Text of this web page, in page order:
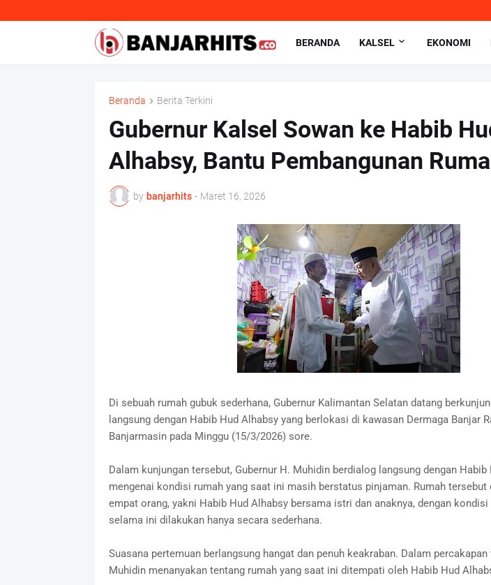
BERANDA KALSEL EKONOMI
Beranda Berita Terkini
Gubernur Kalsel Sowan ke Habib
Alhabsy, Bantu Pembangunan
by banjarhits - Maret 16, 2026
Di sebuah rumah gubuk sederhana, Gubernur Kalimantan Selatan datang
langsung dengan Habib Hud Alhabsy yang berlokasi di kawasan Dermaga Banjar
Banjarmasin pada Minggu (15/3/2026) sore.
‎Dalam kunjungan tersebut, Gubernur H. Muhidin berdialog langsung dengan Habib
mengenai kondisi rumah yang saat ini masih berstatus pinjaman. Rumah
empat orang, yakni Habib Hud Alhabsy bersama istri dan anaknya, dengan kondisi
selama ini dilakukan hanya secara sederhana.
‎Suasana pertemuan berlangsung hangat dan penuh keakraban. Dalam percakapan
Muhidin menanyakan tentang rumah yang saat ini ditempati oleh Habib Hud